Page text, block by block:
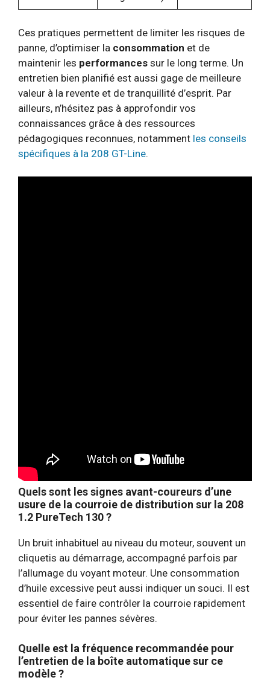
Ces pratiques permettent de limiter les risques de
panne, d’optimiser la consommation et de
maintenir les performances sur le long terme. Un
entretien bien planifié est aussi gage de meilleure
valeur à la revente et de tranquillité d’esprit. Par
ailleurs, n’hésitez pas à approfondir vos
connaissances grâce à des ressources
pédagogiques reconnues, notamment les conseils
spécifiques à la 208 GT-Line.
Quels sont les signes avant-coureurs d’une
usure de la courroie de distribution sur la 208
1.2 PureTech 130 ?
Un bruit inhabituel au niveau du moteur, souvent un
cliquetis au démarrage, accompagné parfois par
l’allumage du voyant moteur. Une consommation
d’huile excessive peut aussi indiquer un souci. Il est
essentiel de faire contrôler la courroie rapidement
pour éviter les pannes sévères.
Quelle est la fréquence recommandée pour
l’entretien de la boîte automatique sur ce
modèle ?